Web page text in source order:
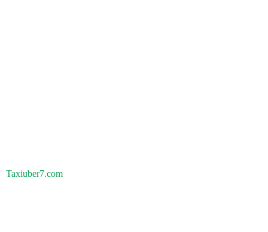
Taxiuber7.com